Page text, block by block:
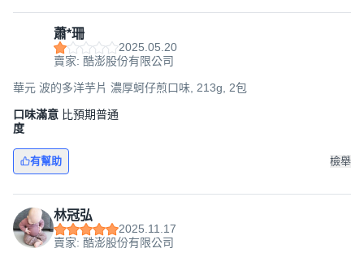
蕭*珊
2025.05.20
賣家: 酷澎股份有限公司
華元 波的多洋芋片 濃厚蚵仔煎口味, 213g, 2包
口味滿意
度
比預期普通
有幫助 檢舉
林冠弘
2025.11.17
賣家: 酷澎股份有限公司